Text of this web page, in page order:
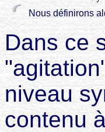
Nous définirons
Dans ce
niveau
contenu